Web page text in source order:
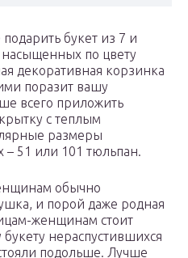
букет из 7 и
по цвету
декоративная корзинка
поразит вашу
всего приложить
с теплым
размеры
51 или 101 тюльпан.
обычно
и порой даже родная
женщинам стоит
нераспустившихся
подольше. Лучше